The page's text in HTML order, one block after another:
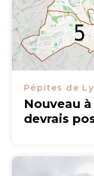
Pépites de
Nouveau
devrais